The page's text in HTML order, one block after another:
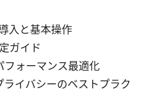
入と基本操作
ガイド
フォーマンス最適化
ライバシーのベストプラク